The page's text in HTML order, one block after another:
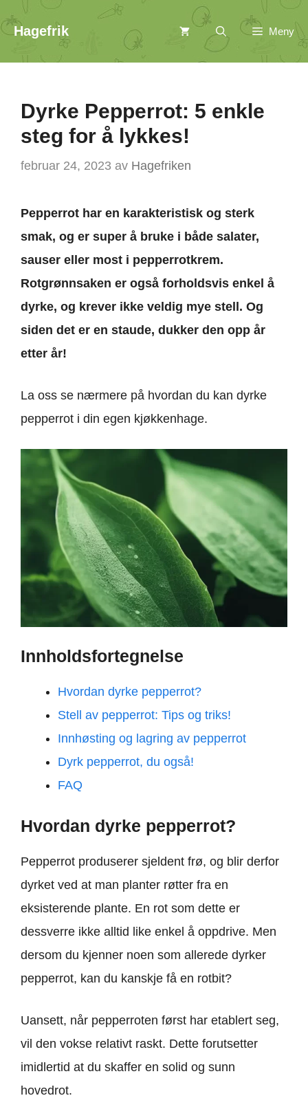
Hopp
til
innhold
Hagefrik Meny
Dyrke Pepperrot: 5 enkle
steg for å lykkes!
februar 24, 2023 av Hagefriken
Pepperrot har en karakteristisk og sterk
smak, og er super å bruke i både salater,
sauser eller most i pepperrotkrem.
Rotgrønnsaken er også forholdsvis enkel å
dyrke, og krever ikke veldig mye stell. Og
siden det er en staude, dukker den opp år
etter år!
La oss se nærmere på hvordan du kan dyrke
pepperrot i din egen kjøkkenhage.
Innholdsfortegnelse
Hvordan dyrke pepperrot?
Stell av pepperrot: Tips og triks!
Innhøsting og lagring av pepperrot
Dyrk pepperrot, du også!
FAQ
Hvordan dyrke pepperrot?
Pepperrot produserer sjeldent frø, og blir derfor
dyrket ved at man planter røtter fra en
eksisterende plante. En rot som dette er
dessverre ikke alltid like enkel å oppdrive. Men
dersom du kjenner noen som allerede dyrker
pepperrot, kan du kanskje få en rotbit?
Uansett, når pepperroten først har etablert seg,
vil den vokse relativt raskt. Dette forutsetter
imidlertid at du skaffer en solid og sunn
hovedrot.